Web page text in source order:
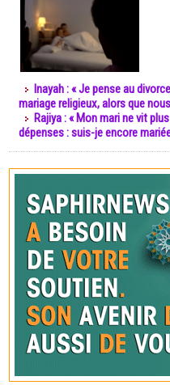
Inayah : « Je pense au
mariage religieux, alors que
Rajiya : « Mon mari ne vit
dépenses : suis-je encore